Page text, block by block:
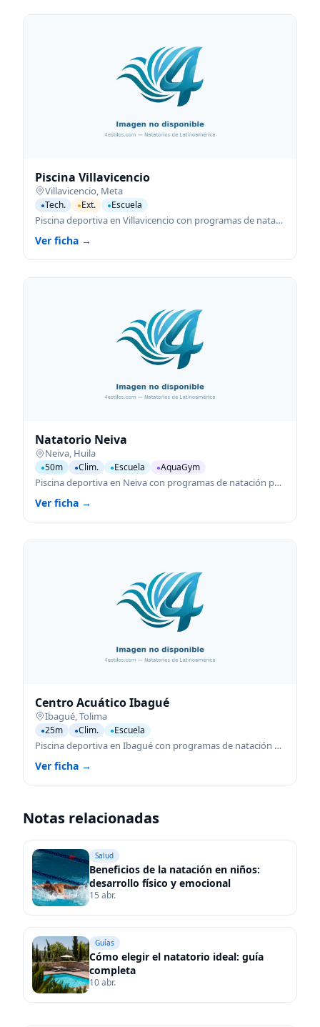
Piscina Villavicencio
Villavicencio Meta
●Tech. ●Ext. ●Escuela
Piscina deportiva en Villavicencio con programas de natación para todas las edades.
Ver ficha →
Natatorio Neiva
Neiva, Huila
●50m ●Clim. ●Escuela ●AquaGym
Piscina deportiva en Neiva con programas de natación para todas las edades.
Ver ficha →
Centro Acuático Ibagué
Ibagué,Tolima
●25m ●Clim. ●Escuela
Piscina deportiva en Ibagué con programas de natación para todas las edades.
Ver ficha →
Notas relacionadas
Salud
Beneficios de la natación en niños:
desarrollo físico y emocional
15 abr.
Guías
Cómo elegir el natatorio ideal: guía
completa
10 abr.